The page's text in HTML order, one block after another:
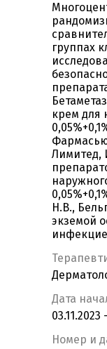
группах
крем для
Лимитед,
Н.В.,
экземой
Дата
03.11.2023
Номер и